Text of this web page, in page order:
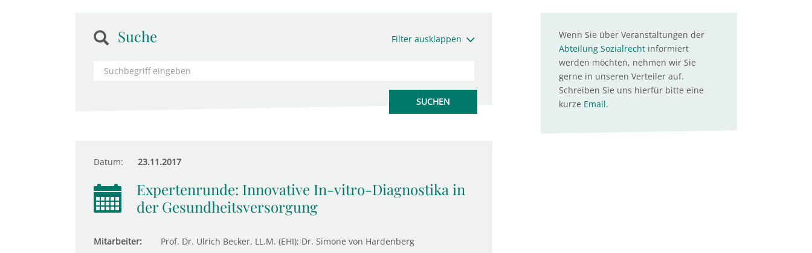
Suche Filter ausklappen
Datum: 23.11.2017
Expertenrunde: Innovative In-vitro-Diagnostika in
der Gesundheitsversorgung
Mitarbeiter: Prof. Dr. Ulrich Becker, LL.M. (EHI); Dr. Simone von Hardenberg
Wenn Sie über Veranstaltungen der
Abteilung Sozialrechtinformiert
werden möchten, nehmen wir Sie
gerne in unseren Verteiler auf.
Schreiben Sie uns hierfür bitte eine
kurze Email.